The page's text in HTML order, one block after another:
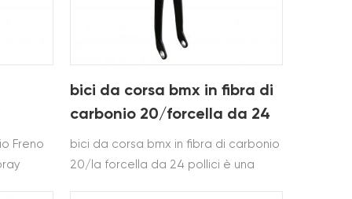
Freno
bici da corsa bmx in fibra di
carbonio 20/forcella da 24
pollici
bici da corsa bmx in fibra di carbonio
20/la forcella da 24 pollici è una